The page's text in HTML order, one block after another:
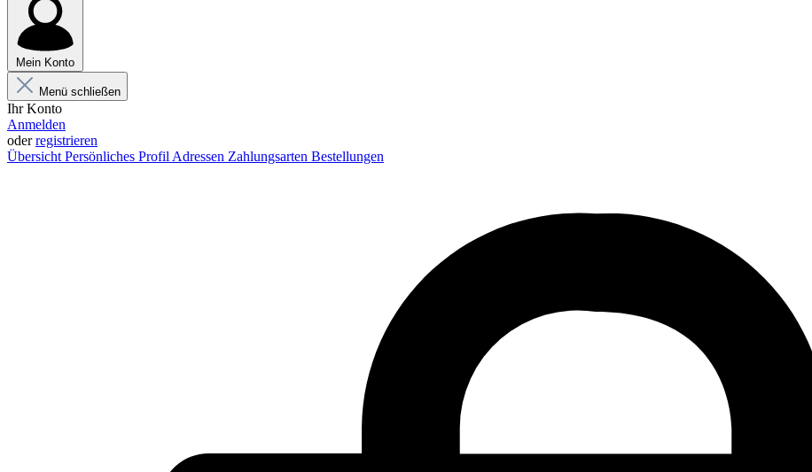
Mein Konto
Menü schließen
Ihr Konto
Anmelden
oderregistrieren
Übersicht Persönliches Profil Adressen Zahlungsarten Bestellungen